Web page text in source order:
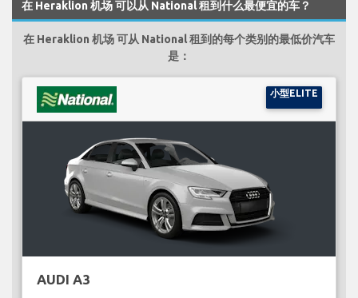
在 Heraklion 机场 可以从 National 租到什么最便宜的车？
在 Heraklion 机场 可从 National 租到的每个类别的最低价汽车
是：
小型ELITE
AUDI A3